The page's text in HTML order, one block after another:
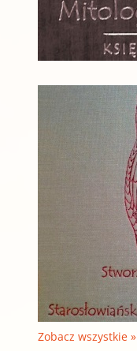
Zobacz wszystkie »